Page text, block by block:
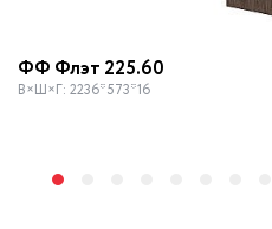
ФФ Флэт 225.60
В×Ш×Г: 2236*573*16